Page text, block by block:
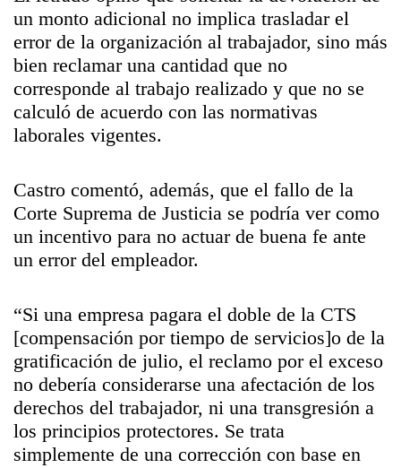
un monto adicional no implica trasladar el
error de la organización al trabajador, sino más
bien reclamar una cantidad que no
corresponde al trabajo realizado y que no se
calculó de acuerdo con las normativas
laborales vigentes.
Castro comentó, además, que el fallo de la
Corte Suprema de Justicia se podría ver como
un incentivo para no actuar de buena fe ante
un error del empleador.
“Si una empresa pagara el doble de la CTS
[compensación por tiempo de servicios]o de la
gratificación de julio, el reclamo por el exceso
no debería considerarse una afectación de los
derechos del trabajador, ni una transgresión a
los principios protectores. Se trata
simplemente de una corrección con base en